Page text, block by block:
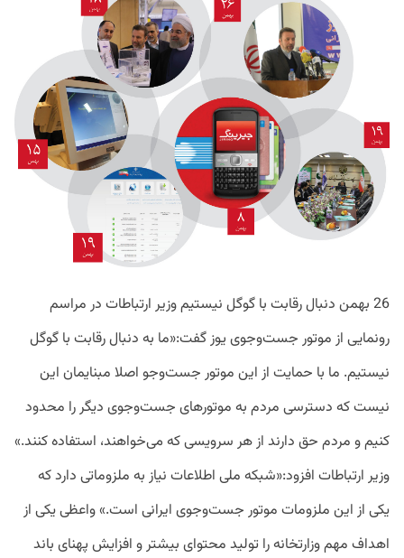
26 بهمن دنبال رقابت با گوگل نیستیم وزیر ارتباطات در مراسم
رونمایی از موتور جست‌وجوی یوز گفت:«ما به دنبال رقابت با گوگل
نیستیم. ما با حمایت از این موتور جست‌وجو اصلا مبنایمان این
نیست که دسترسی مردم به موتورهای جست‌وجوی دیگر را محدود
کنیم و مردم حق دارند از هر سرویسی که می‌خواهند، استفاده کنند.»
وزیر ارتباطات افزود:«شبکه ملی اطلاعات نیاز به ملزوماتی دارد که
یکی از این ملزومات موتور جست‌وجوی ایرانی است.» واعظی یکی از
اهداف مهم وزارتخانه را تولید محتوای بیشتر و افزایش پهنای باند